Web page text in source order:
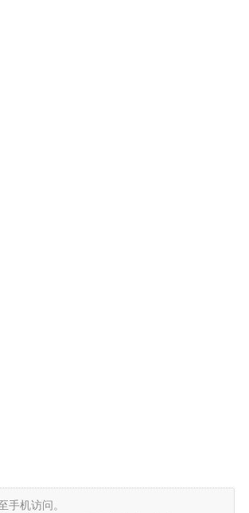
手机访问。